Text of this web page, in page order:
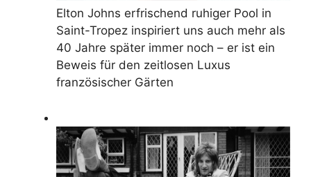
Elton Johns erfrischend ruhiger Pool in
Saint-Tropez inspiriert uns auch mehr als
40 Jahre später immer noch – er ist ein
Beweis für den zeitlosen Luxus
französischer Gärten